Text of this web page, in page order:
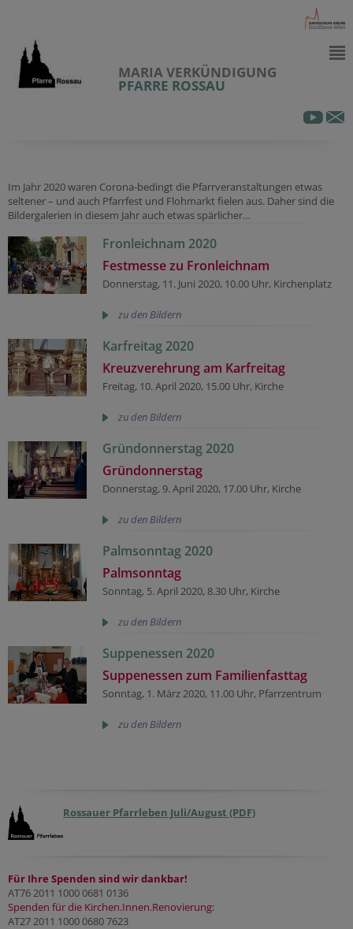
MARIA VERKÜNDIGUNG
PFARRE ROSSAU
Im Jahr 2020 waren Corona-bedingt die Pfarrveranstaltungen etwas
seltener – und auch Pfarrfest und Flohmarkt fielen aus. Daher sind die
Bildergalerien in diesem Jahr auch etwas spärlicher…
Fronleichnam 2020
Festmesse zu Fronleichnam
Donnerstag, 11. Juni 2020, 10.00 Uhr, Kirchenplatz
zu den Bildern
Karfreitag 2020
Kreuzverehrung am Karfreitag
Freitag, 10. April 2020, 15.00 Uhr, Kirche
zu den Bildern
Gründonnerstag 2020
Gründonnerstag
Donnerstag, 9. April 2020, 17.00 Uhr, Kirche
zu den Bildern
Palmsonntag 2020
Palmsonntag
Sonntag, 5. April 2020, 8.30 Uhr, Kirche
zu den Bildern
Suppenessen 2020
Suppenessen zum Familienfasttag
Sonntag, 1. März 2020, 11.00 Uhr, Pfarrzentrum
zu den Bildern
Rossauer Pfarrleben Juli/August (PDF)
Für Ihre Spenden sind wir dankbar!
AT76 2011 1000 0681 0136
Spenden für die Kirchen.Innen.Renovierung:
AT27 2011 1000 0680 7623